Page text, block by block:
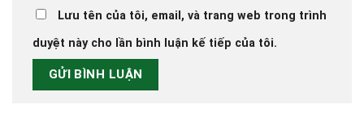
Lưu tên của tôi, email, và trang web trong trình
duyệt này cho lần bình luận kế tiếp của tôi.